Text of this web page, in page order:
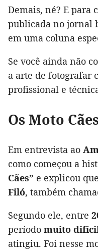
Demais, né? E para
publicada no jornal
em uma coluna
Se você ainda não
a arte de fotografar
profissional e
Os Moto Cães
Em entrevista ao
como começou a
Cães” e explicou
Filó, também
Segundo ele, entre
período muito
atingiu. Foi nesse